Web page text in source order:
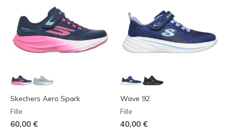
Skechers Aero Spark
Fille
60,00 €
Wave 92
Fille
40,00 €